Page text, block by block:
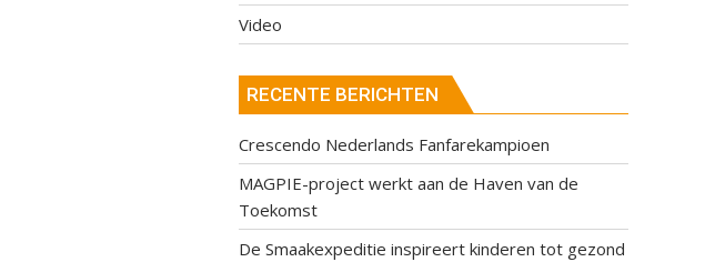
Video
RECENTE BERICHTEN
Crescendo Nederlands Fanfarekampioen
MAGPIE-project werkt aan de Haven van de
Toekomst
De Smaakexpeditie inspireert kinderen tot gezond